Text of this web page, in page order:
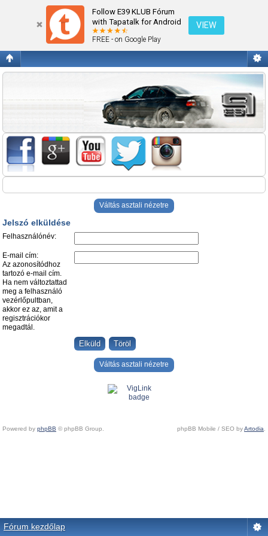
Follow E39 KLUB Fórum
with Tapatalk for Android
FREE - on Google Play
VIEW
Jelszó elküldése
Váltás asztali nézetre
Jelszó elküldése
Felhasználónév:
E-mail cím:
Az azonosítódhoz
tartozó e-mail cím.
Ha nem változtattad
meg a felhasználó
vezérlőpultban,
akkor ez az, amit a
regisztrációkor
megadtál.
Váltás asztali nézetre
Powered by phpBB © phpBB Group. phpBB Mobile / SEO byArtodia.
Fórum kezdőlap